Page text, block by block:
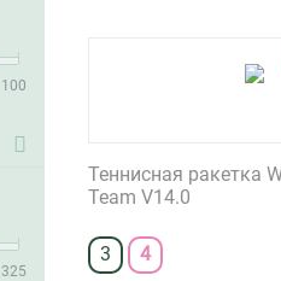
100
325
Теннисная ракетка
Team V14.0
3 4